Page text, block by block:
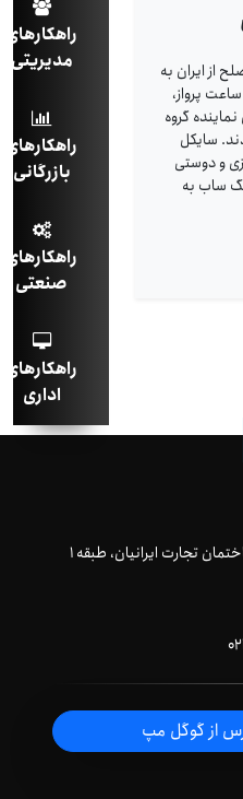
صلح از ایران به
حرکت کردند و پس از 4 ساعت پرواز،
گروه
سایکل
و دوستی
ساب به
راهکارهای
مدیریتی
راهکارهای
بازرگانی
راهکارهای
صنعتی
راهکارهای
اداری
تهران، میدان ولیعصر، ساختمان تجارت ایرانیان، طبقه ۱
از گوگل مپ